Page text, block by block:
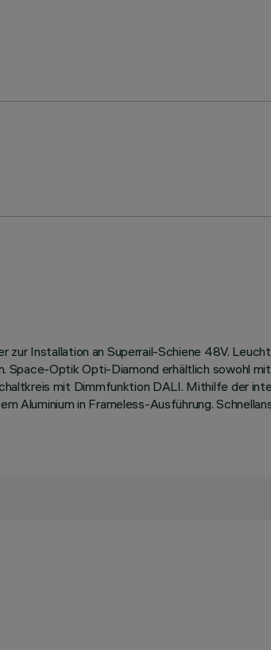
Installation an Superrail-Schiene 48V.
Optik Opti-Diamond erhältlich sowohl
mit Dimmfunktion DALI. Mithilfe der
Aluminium in Frameless-Ausführung.